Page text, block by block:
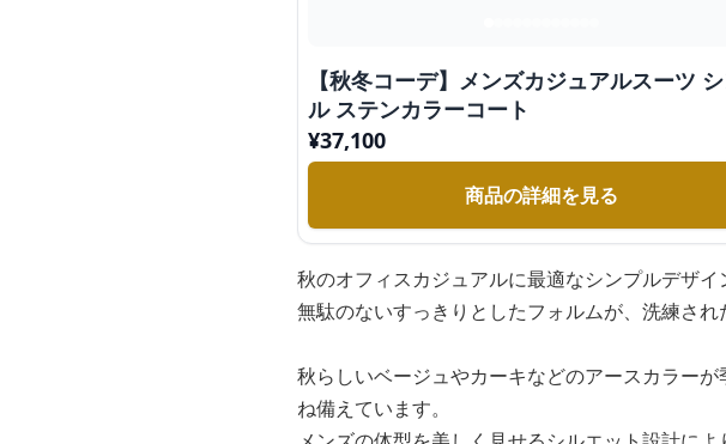
【秋冬コーデ】メンズカジュアルスーツ
ル ステンカラーコート
¥37,100
商品の詳細を見る
秋のオフィスカジュアルに最適なシンプルデザイ
無駄のないすっきりとしたフォルムが、洗練され
秋らしいベージュやカーキなどのアースカラー
ね備えています。